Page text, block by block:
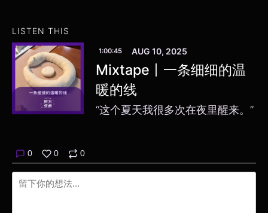
LISTEN THIS
1:00:45 AUG 10, 2025
Mixtape丨一条细细的温
暖的线
“这个夏天我很多次在夜里醒来。”